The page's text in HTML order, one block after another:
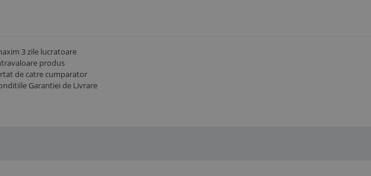
3 zile lucratoare
produs
de catre cumparator
Garantiei de Livrare